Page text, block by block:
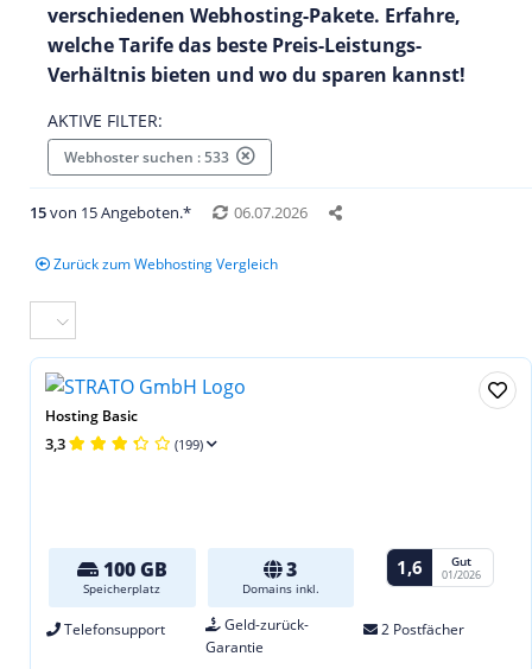
verschiedenen Webhosting-Pakete. Erfahre,
welche Tarife das beste Preis-Leistungs-
Verhältnis bieten und wo du sparen kannst!
AKTIVE FILTER:
Webhoster suchen : 533
15von 15 Angeboten.* 06.07.2026
Zurück zum Webhosting Vergleich
Hosting Basic
3,3 (199)
100 GB
Speicherplatz
3
Domains inkl.
1,6 Gut
01/2026
Telefonsupport
Geld-zurück-
Garantie
2 Postfächer